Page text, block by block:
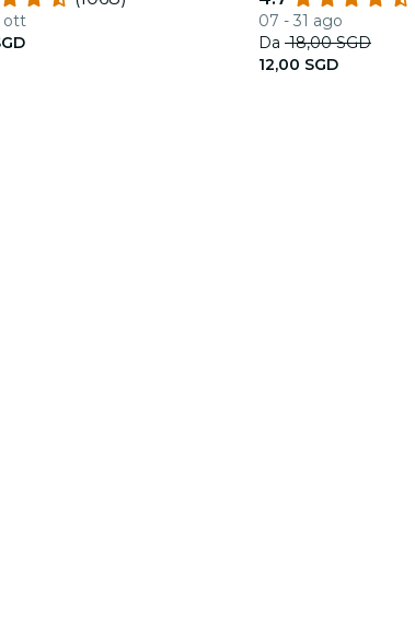
ott
07 - 31 ago
Da 18,00 SGD
12,00 SGD